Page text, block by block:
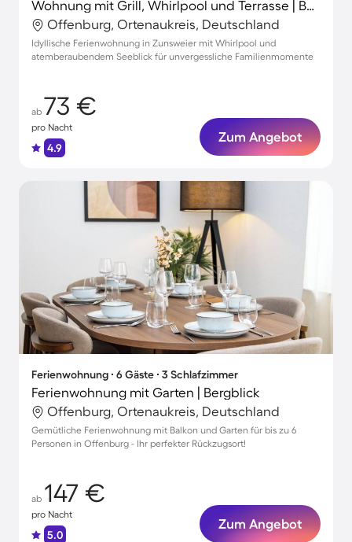
Wohnung mit Grill, Whirlpool und Terrasse | Bergblick | Perfekt für die Arbeit von Zuhause
Offenburg, Ortenaukreis, Deutschland
Idyllische Ferienwohnung in Zunsweier mit Whirlpool und
atemberaubendem Seeblick für unvergessliche Familienmomente
ab 73 €
pro Nacht
4.9
Zum Angebot
Ferienwohnung ∙ 6 Gäste ∙ 3 Schlafzimmer
Ferienwohnung mit Garten | Bergblick
Offenburg, Ortenaukreis, Deutschland
Gemütliche Ferienwohnung mit Balkon und Garten für bis zu 6
Personen in Offenburg - Ihr perfekter Rückzugsort!
ab 147 €
pro Nacht
5.0
Zum Angebot